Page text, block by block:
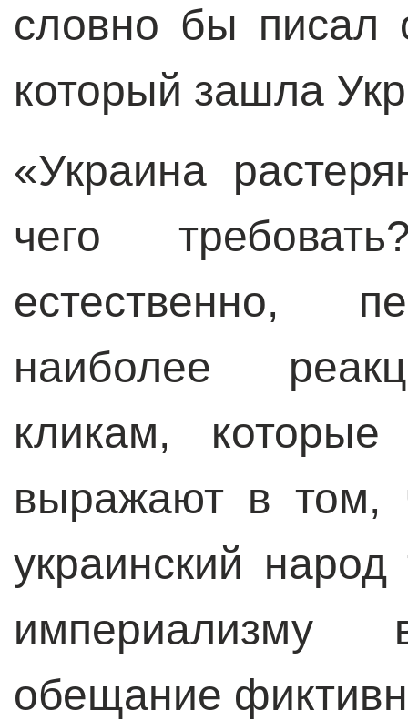
словно бы писал
который зашла
«Украина
чего
естественно,
наиболее
кликам,
выражают в том,
украинский
обещание